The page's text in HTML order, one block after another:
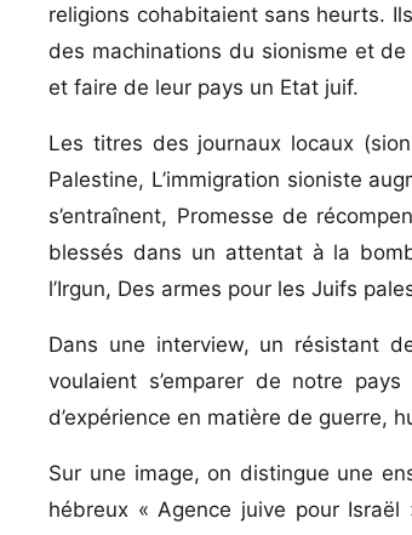
religions cohabitaient sans heurts.
des machinations du sionisme et
et faire de leur pays un Etat juif.
Les titres des journaux locaux
Palestine, L’immigration sioniste
s’entraînent, Promesse de
blessés dans un attentat à la
l’Irgun, Des armes pour les Juifs
Dans une interview, un résistant
voulaient s’emparer de notre
d’expérience en matière de guerre,
Sur une image, on distingue une
hébreux « Agence juive pour